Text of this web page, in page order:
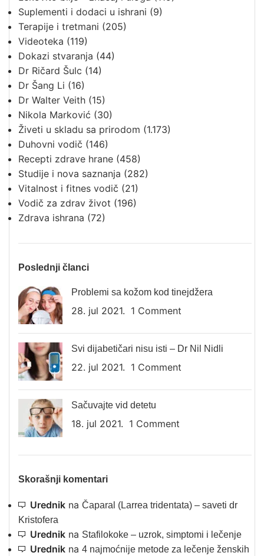
Suplementi i dodaci u ishrani (9)
Terapije i tretmani (205)
Videoteka (119)
Dokazi stvaranja (44)
Dr Ričard Šulc (14)
Dr Šang Li (16)
Dr Walter Veith (15)
Nikola Marković (30)
Živeti u skladu sa prirodom (1.173)
Duhovni vodič (146)
Recepti zdrave hrane (458)
Studije i nova saznanja (282)
Vitalnost i fitnes vodič (21)
Vodič za zdrav život (196)
Zdrava ishrana (72)
Poslednji članci
Problemi sa kožom kod tinejdžera
28. jul 2021. 1 Comment
Svi dijabetičari nisu isti – Dr Nil Nidli
22. jul 2021. 1 Comment
Sačuvajte vid detetu
18. jul 2021. 1 Comment
Skorašnji komentari
Urednik na Čaparal (Larrea tridentata) – saveti dr
Kristofera
Urednik na Stafilokoke – uzrok, simptomi i lečenje
Urednik na 4 najmoćnije metode za lečenje ženskih